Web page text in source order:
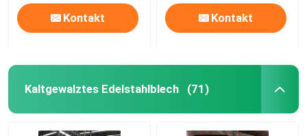
Kontakt Kontakt
Kaltgewalztes Edelstahlblech (71)